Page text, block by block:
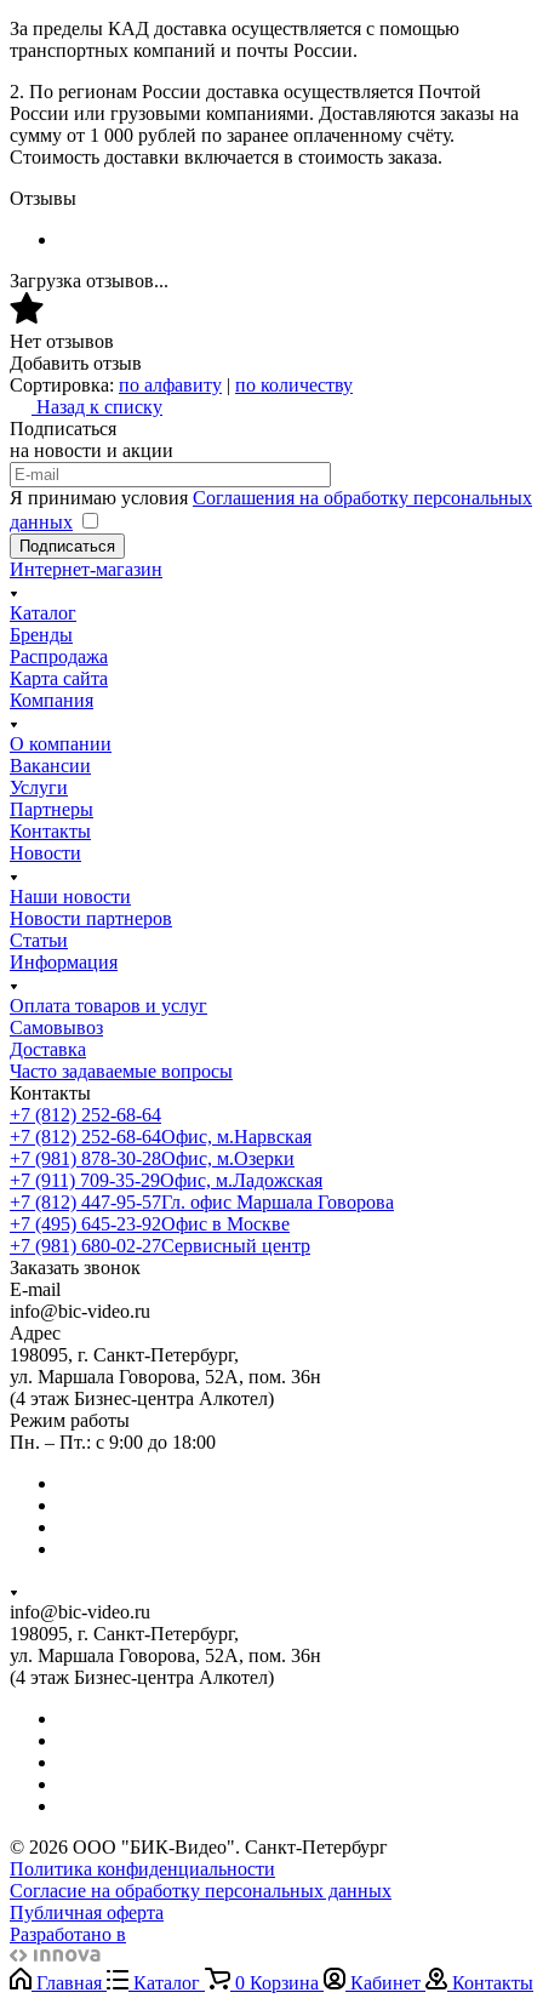
За пределы КАД доставка осуществляется с помощью
транспортных компаний и почты России.
2. По регионам России доставка осуществляется Почтой
России или грузовыми компаниями. Доставляются заказы на
сумму от 1 000 рублей по заранее оплаченному счёту.
Стоимость доставки включается в стоимость заказа.
Отзывы
Загрузка отзывов...
Нет отзывов
Добавить отзыв
Сортировка: по алфавиту | по количеству
Назад к списку
Подписаться
на новости и акции
Я принимаю условия Соглашения на обработку персональных
данных
Подписаться
Интернет-магазин
Каталог
Бренды
Распродажа
Карта сайта
Компания
О компании
Вакансии
Услуги
Партнеры
Контакты
Новости
Наши новости
Новости партнеров
Статьи
Информация
Оплата товаров и услуг
Самовывоз
Доставка
Часто задаваемые вопросы
Контакты
+7 (812) 252-68-64
+7 (812) 252-68-64Офис, м.Нарвская
+7 (981) 878-30-28Офис, м.Озерки
+7 (911) 709-35-29Офис, м.Ладожская
+7 (812) 447-95-57Гл. офис Маршала Говорова
+7 (495) 645-23-92Офис в Москве
+7 (981) 680-02-27Сервисный центр
Заказать звонок
E-mail
info@bic-video.ru
Адрес
198095, г. Санкт-Петербург,
ул. Маршала Говорова, 52А, пом. 36н
(4 этаж Бизнес-центра Алкотел)
Режим работы
Пн. – Пт.: с 9:00 до 18:00
info@bic-video.ru
198095, г. Санкт-Петербург,
ул. Маршала Говорова, 52А, пом. 36н
(4 этаж Бизнес-центра Алкотел)
© 2026 ООО "БИК-Видео". Санкт-Петербург
Политика конфиденциальности
Согласие на обработку персональных данных
Публичная оферта
Разработано в
Главная Каталог 0 Корзина Кабинет Контакты